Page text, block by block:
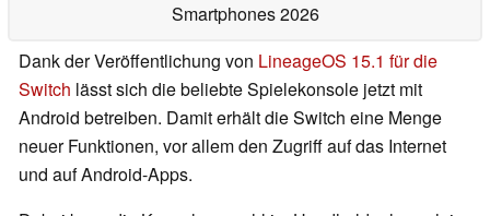
Smartphones 2026
Dank der Veröffentlichung von LineageOS 15.1 für die
Switch lässt sich die beliebte Spielekonsole jetzt mit
Android betreiben. Damit erhält die Switch eine Menge
neuer Funktionen, vor allem den Zugriff auf das Internet
und auf Android-Apps.